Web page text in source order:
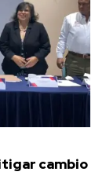
cambio